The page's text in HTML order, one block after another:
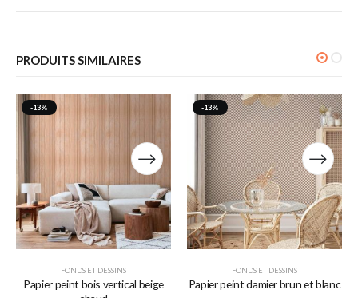
PRODUITS SIMILAIRES
-13%
FONDS ET DESSINS
Papier peint bois vertical beige
-13%
FONDS ET DESSINS
Papier peint damier brun et blanc